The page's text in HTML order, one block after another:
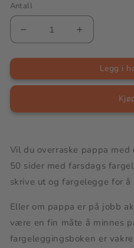
Antall
Senk
antallet
|
Øk
antallet
|
Legg i
Vil du overraske pappa
50 sider med farsdags
skrive ut og fargelegge for
Eller om pappa er på jobb
være en fin måte å minnes
fargeleggingsboken er